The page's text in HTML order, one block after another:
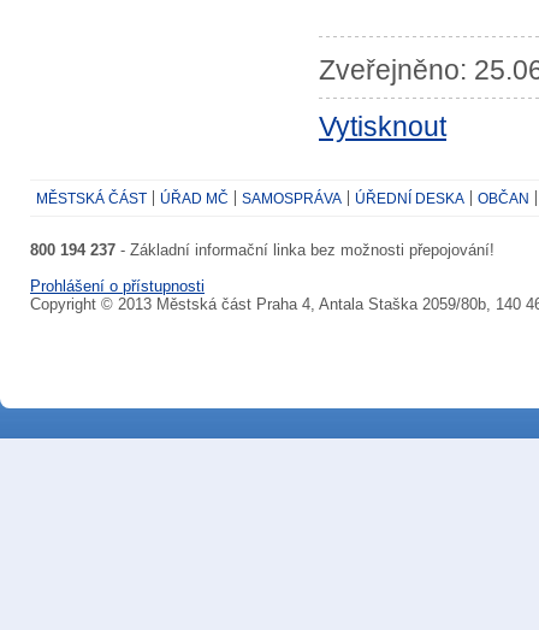
Zveřejněno:
Vytisknout
MĚSTSKÁ ČÁST ÚŘAD MČ SAMOSPRÁVA ÚŘEDNÍ DESKA OBČAN
800 194 237 - Základní informační linka bez možnosti přepojování!
Prohlášení o přístupnosti
Copyright © 2013 Městská část Praha 4, Antala Staška 2059/80b, 140